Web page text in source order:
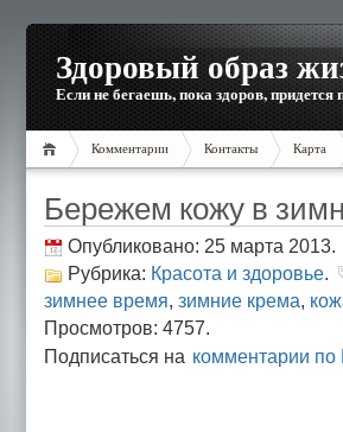
Здоровый образ
Если не бегаешь, пока здоров, придется
Комментарии Контакты Карта
Бережем кожу в
Опубликовано: 25 марта 2013.
Рубрика: Красота и здоровье.
зимнее время, зимние крема,
Просмотров: 4757.
Подписаться на комментарии по